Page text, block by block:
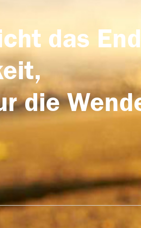
das
die